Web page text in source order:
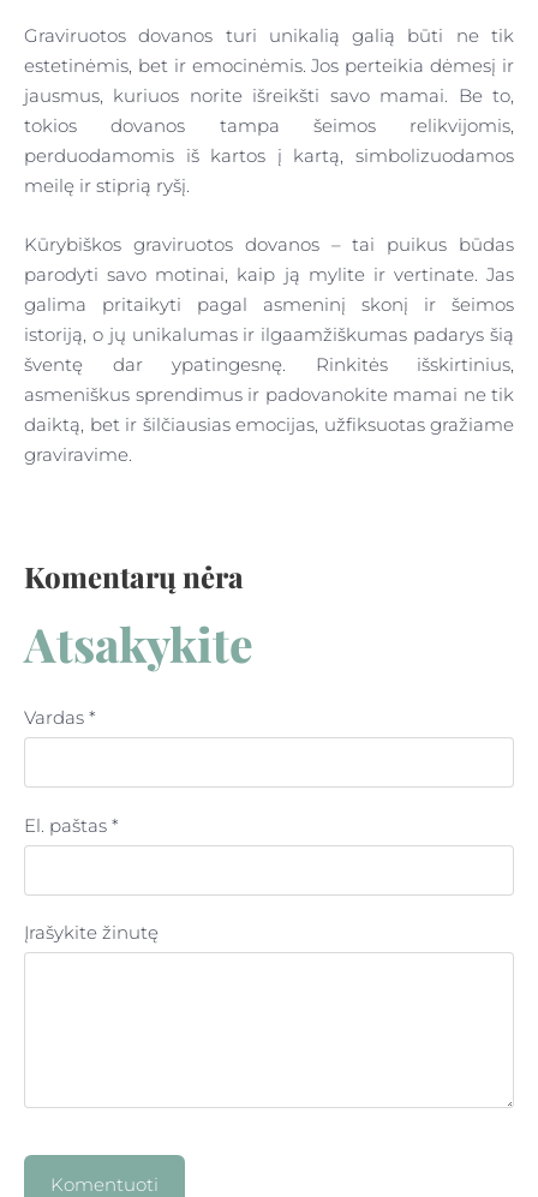
Graviruotos dovanos turi unikalią galią būti ne tik
estetinėmis, bet ir emocinėmis. Jos perteikia dėmesį ir
jausmus, kuriuos norite išreikšti savo mamai. Be to,
tokios dovanos tampa šeimos relikvijomis,
perduodamomis iš kartos į kartą, simbolizuodamos
meilę ir stiprią ryšį.
Kūrybiškos graviruotos dovanos – tai puikus būdas
parodyti savo motinai, kaip ją mylite ir vertinate. Jas
galima pritaikyti pagal asmeninį skonį ir šeimos
istoriją, o jų unikalumas ir ilgaamžiškumas padarys šią
šventę dar ypatingesnę. Rinkitės išskirtinius,
asmeniškus sprendimus ir padovanokite mamai ne tik
daiktą, bet ir šilčiausias emocijas, užfiksuotas gražiame
graviravime.
Komentarų nėra
Atsakykite
Vardas *
El. paštas *
Įrašykite žinutę